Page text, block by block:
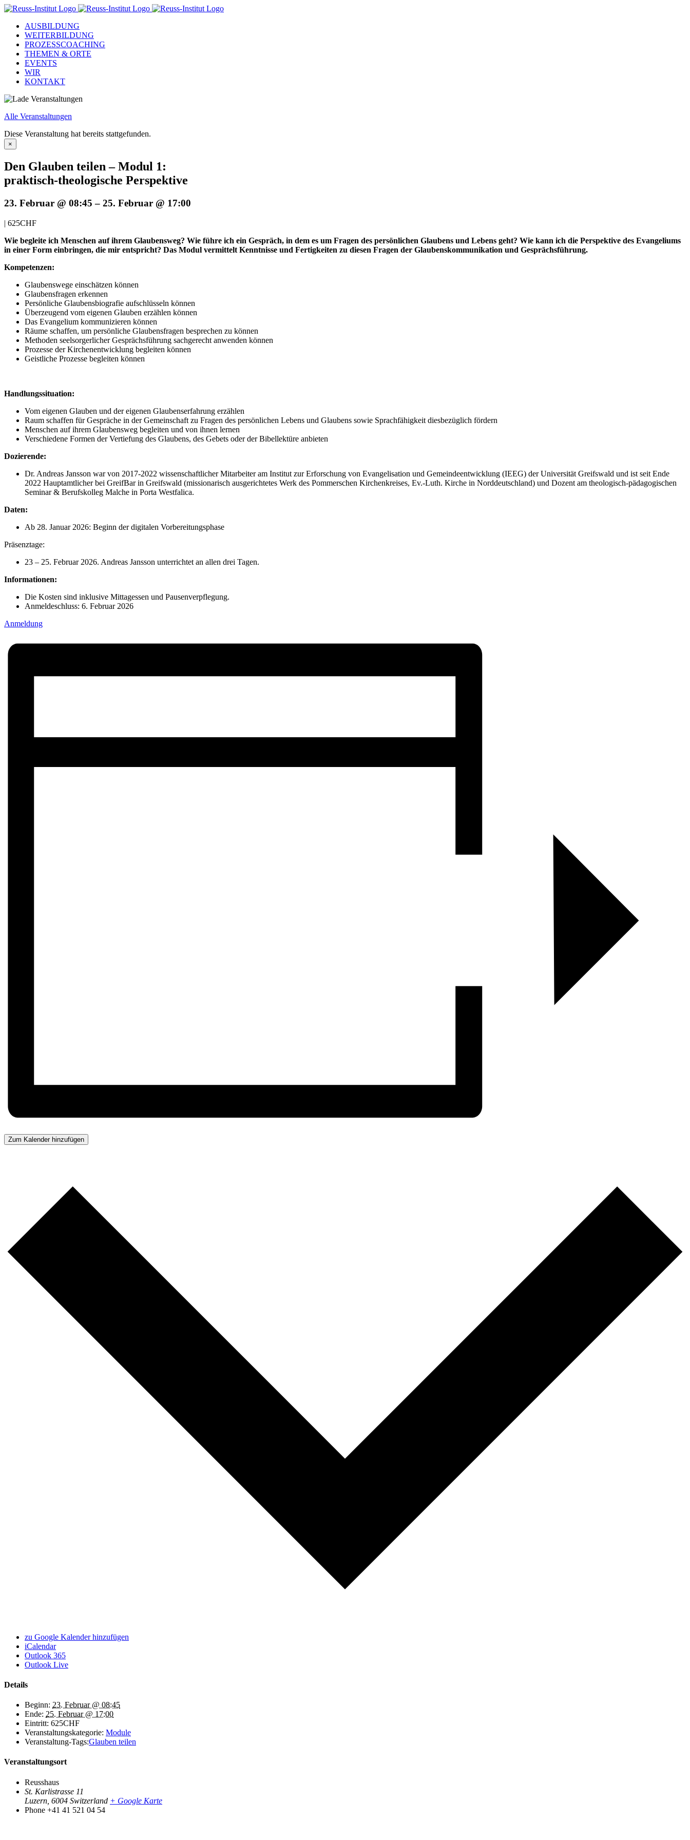
Skip
contentAUSBILDUNG
WEITERBILDUNG
PROZESSCOACHING
THEMEN & ORTE
EVENTS
WIR
KONTAKT
Alle Veranstaltungen
Diese Veranstaltung hat bereits stattgefunden.
×
Den Glauben teilen – Modul 1:
praktisch-theologische Perspektive
23. Februar @ 08:45 – 25. Februar @ 17:00
| 625CHF
Wie begleite ich Menschen auf ihrem Glaubensweg? Wie führe ich ein Gespräch, in dem es um Fragen des persönlichen Glaubens und Lebens geht? Wie kann ich die Perspektive des Evangeliums
in einer Form einbringen, die mir entspricht? Das Modul vermittelt Kenntnisse und Fertigkeiten zu diesen Fragen der Glaubenskommunikation und Gesprächsführung.
Kompetenzen:
Glaubenswege einschätzen können
Glaubensfragen erkennen
Persönliche Glaubensbiografie aufschlüsseln können
Überzeugend vom eigenen Glauben erzählen können
Das Evangelium kommunizieren können
Räume schaffen, um persönliche Glaubensfragen besprechen zu können
Methoden seelsorgerlicher Gesprächsführung sachgerecht anwenden können
Prozesse der Kirchenentwicklung begleiten können
Geistliche Prozesse begleiten können
Handlungssituation:
Vom eigenen Glauben und der eigenen Glaubenserfahrung erzählen
Raum schaffen für Gespräche in der Gemeinschaft zu Fragen des persönlichen Lebens und Glaubens sowie Sprachfähigkeit diesbezüglich fördern
Menschen auf ihrem Glaubensweg begleiten und von ihnen lernen
Verschiedene Formen der Vertiefung des Glaubens, des Gebets oder der Bibellektüre anbieten
Dozierende:
Dr. Andreas Jansson war von 2017-2022 wissenschaftlicher Mitarbeiter am Institut zur Erforschung von Evangelisation und Gemeindeentwicklung (IEEG) der Universität Greifswald und ist seit Ende
2022 Hauptamtlicher bei GreifBar in Greifswald (missionarisch ausgerichtetes Werk des Pommerschen Kirchenkreises, Ev.-Luth. Kirche in Norddeutschland) und Dozent am theologisch-pädagogischen
Seminar & Berufskolleg Malche in Porta Westfalica.
Daten:
Ab 28. Januar 2026: Beginn der digitalen Vorbereitungsphase
Präsenztage:
23 – 25. Februar 2026. Andreas Jansson unterrichtet an allen drei Tagen.
Informationen:
Die Kosten sind inklusive Mittagessen und Pausenverpflegung.
Anmeldeschluss: 6. Februar 2026
Anmeldung
Zum Kalender hinzufügen
zu Google Kalender hinzufügen
iCalendar
Outlook 365
Outlook Live
Details
Beginn: 23. Februar @ 08:45
Ende: 25. Februar @ 17:00
Eintritt: 625CHF
Veranstaltungskategorie: Module
Veranstaltung-Tags:Glauben teilen
Veranstaltungsort
Reusshaus
St. Karlistrasse 11
Luzern 6004 Switzerland + Google Karte
Phone +41 41 521 04 54